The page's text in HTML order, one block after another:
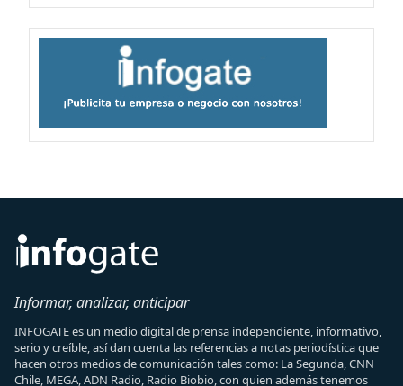
Informar, analizar, anticipar
INFOGATE es un medio digital de prensa independiente, informativo,
serio y creíble, así dan cuenta las referencias a notas periodística que
hacen otros medios de comunicación tales como: La Segunda, CNN
Chile, MEGA, ADN Radio, Radio Biobio, con quien además tenemos